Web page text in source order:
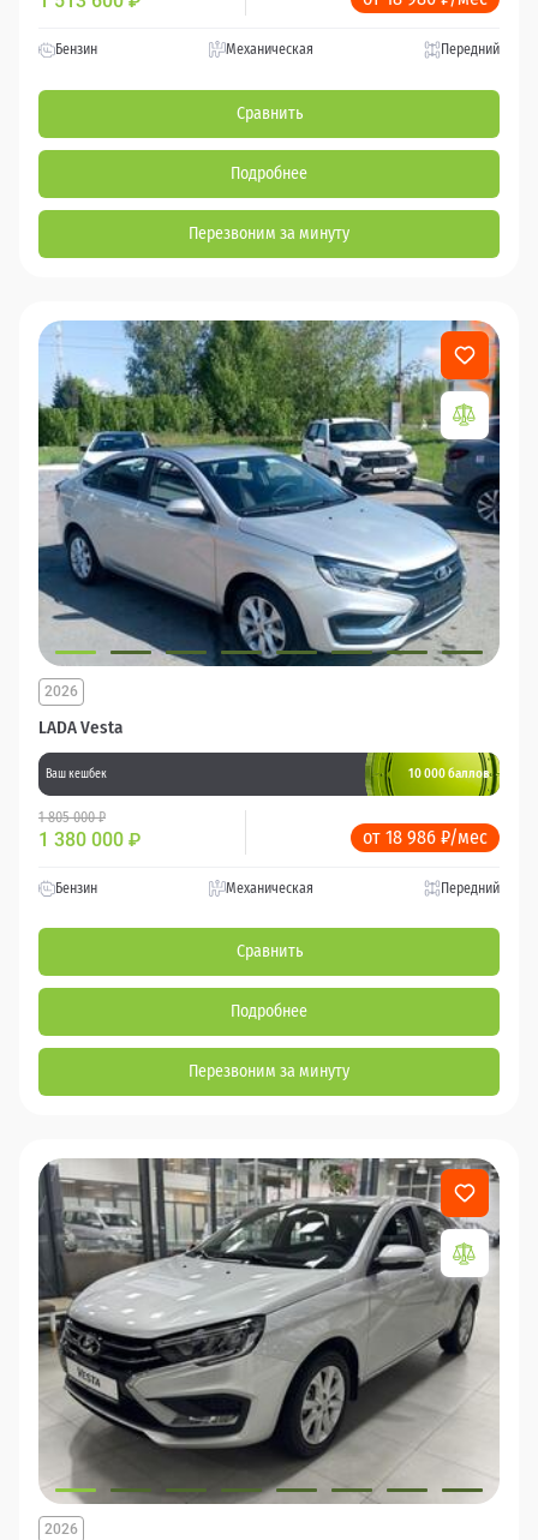
Бензин Механическая Передний
Сравнить
Подробнее
Перезвоним за минуту
LADA Vesta
2026
Ваш кешбек 10 000 баллов
1 805 000 ₽
1 380 000 ₽ от 18 986 ₽/мес
Бензин Механическая Передний
Сравнить
Подробнее
Перезвоним за минуту
2026